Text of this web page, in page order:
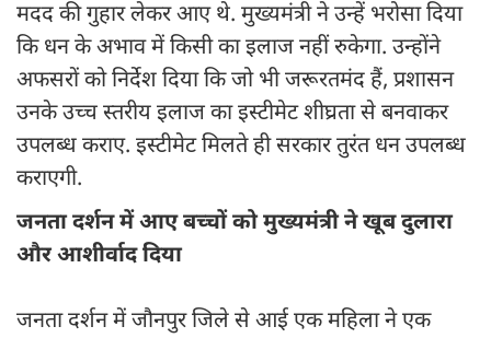
मदद की गुहार लेकर आए थे. मुख्यमंत्री ने उन्हें भरोसा दिया
कि धन के अभाव में किसी का इलाज नहीं रुकेगा. उन्होंने
अफसरों को निर्देश दिया कि जो भी जरूरतमंद हैं, प्रशासन
उनके उच्च स्तरीय इलाज का इस्टीमेट शीघ्रता से बनवाकर
उपलब्ध कराए. इस्टीमेट मिलते ही सरकार तुरंत धन उपलब्ध
कराएगी.
जनता दर्शन में आए बच्चों को मुख्यमंत्री ने खूब दुलारा
और आशीर्वाद दिया
जनता दर्शन में जौनपुर जिले से आई एक महिला ने एक